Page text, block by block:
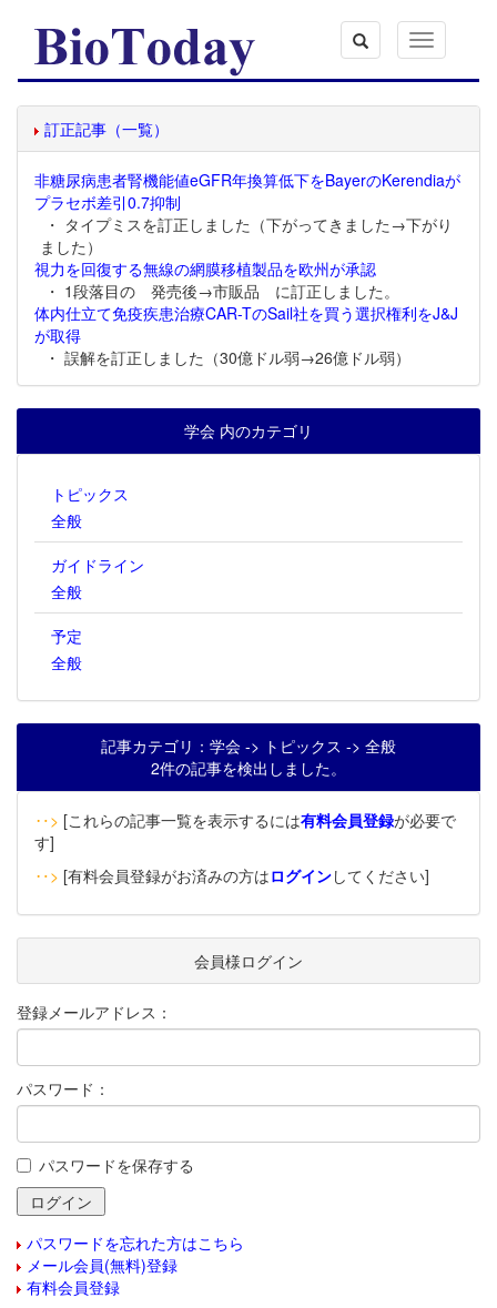
Toggle
navigation
訂正記事（一覧）
非糖尿病患者腎機能値eGFR年換算低下をBayerのKerendiaが
プラセボ差引0.7抑制
・ タイプミスを訂正しました（下がってきました→下がり
ました）
視力を回復する無線の網膜移植製品を欧州が承認
・ 1段落目の 発売後→市販品 に訂正しました。
体内仕立て免疫疾患治療CAR-TのSail社を買う選択権利をJ&J
が取得
・ 誤解を訂正しました（30億ドル弱→26億ドル弱）
学会 内のカテゴリ
トピックス
全般
ガイドライン
全般
予定
全般
記事カテゴリ：学会 -> トピックス -> 全般
2件の記事を検出しました。
‥> [これらの記事一覧を表示するには有料会員登録が必要で
す]
‥> [有料会員登録がお済みの方はログインしてください]
会員様ログイン
登録メールアドレス：
パスワード：
パスワードを保存する
パスワードを忘れた方はこちら
メール会員(無料)登録
有料会員登録